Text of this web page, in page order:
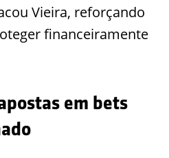
Vieira, reforçando
financeiramente
em bets